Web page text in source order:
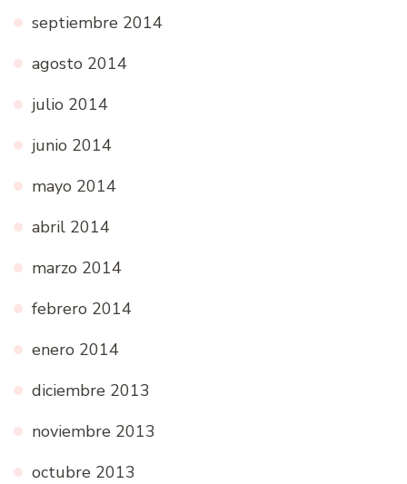
septiembre 2014
agosto 2014
julio 2014
junio 2014
mayo 2014
abril 2014
marzo 2014
febrero 2014
enero 2014
diciembre 2013
noviembre 2013
octubre 2013